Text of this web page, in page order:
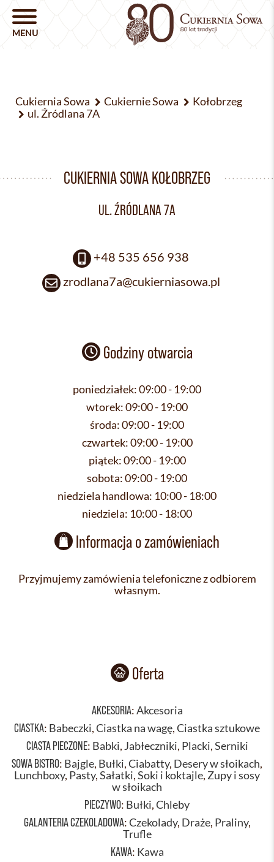
Cukiernia Sowa Cukiernie Sowa
Kołobrzeg
ul. Źródlana 7A
CUKIERNIA SOWA KOŁOBRZEG
UL. ŹRÓDLANA 7A
+48 535 656 938
zrodlana7a@cukierniasowa.pl
Godziny otwarcia
poniedziałek:09:00 - 19:00
wtorek:09:00 - 19:00
środa:09:00 - 19:00
czwartek:09:00 - 19:00
piątek:09:00 - 19:00
sobota:09:00 - 19:00
niedziela handlowa: 10:00 - 18:00
niedziela: 10:00 - 18:00
Informacja o zamówieniach
Przyjmujemy zamówienia telefoniczne z odbiorem
własnym.
Oferta
AKCESORIA:Akcesoria
CIASTKA: Babeczki,Ciastka na wagę,Ciastka sztukowe
CIASTA PIECZONE: Babki, Jabłeczniki, Placki,Serniki
SOWA BISTRO: Bajgle, Bułki,Ciabatty, Desery w słoikach,
Lunchboxy, Pasty,Sałatki,Soki i koktajle, Zupy i sosy
w słoikach
PIECZYWO: Bułki,Chleby
GALANTERIA CZEKOLADOWA:Czekolady, Draże, Praliny,
Trufle
KAWA: Kawa